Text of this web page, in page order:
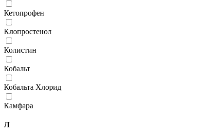
Кетопрофен
Клопростенол
Колистин
Кобальт
Кобальта Хлорид
Камфара
Л